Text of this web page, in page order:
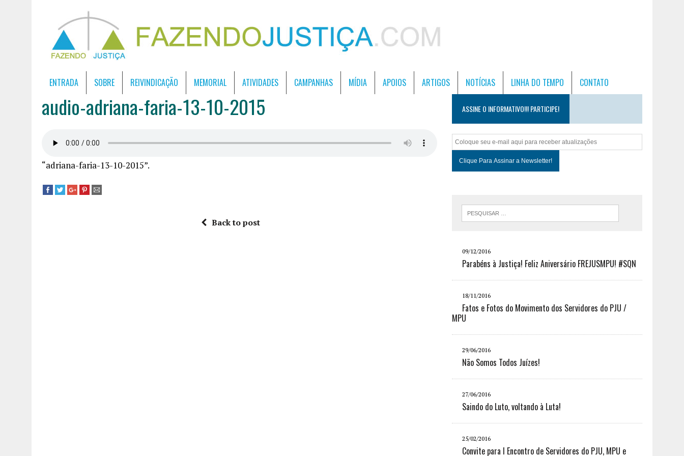
ENTRADA SOBRE REIVINDICAÇÃO MEMORIAL ATIVIDADES CAMPANHAS MÍDIA APOIOS ARTIGOS NOTÍCIAS LINHA DO TEMPO CONTATO
audio-adriana-faria-13-10-2015
“adriana-faria-13-10-2015”.
Back to post
ASSINE O INFORMATIVO!!! PARTICIPE!
09/12/2016
Parabéns à Justiça! Feliz Aniversário FREJUSMPU! #SQN
18/11/2016
Fatos e Fotos do Movimento dos Servidores do PJU /
MPU
29/06/2016
Não Somos Todos Juízes!
27/06/2016
Saindo do Luto, voltando à Luta!
25/02/2016
Convite para I Encontro de Servidores do PJU, MPU e